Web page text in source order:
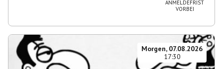
ANMELDEFRIST
VORBEI
Morgen, 07.08.2026
17:30